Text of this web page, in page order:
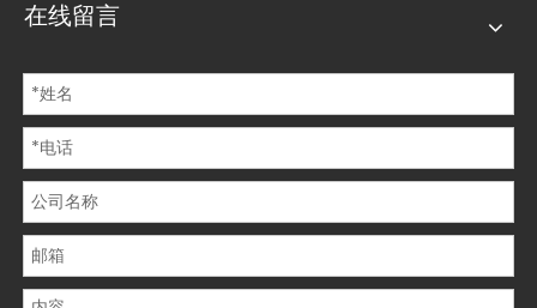
在线留言